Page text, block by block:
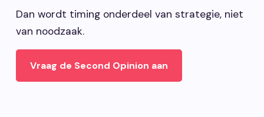
Dan wordt timing onderdeel van strategie, niet
van noodzaak.
Vraag de Second Opinion aan